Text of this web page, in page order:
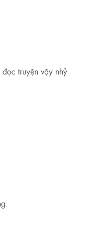
truyện vậy nhỷ